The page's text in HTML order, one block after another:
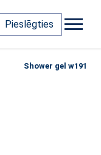
Pieslēgties
Shower gel w191